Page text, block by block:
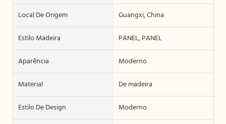
Local De Origem
Guangxi, China
Estilo Madeira
PANEL, PANEL
Aparência
Moderno
Material
De madeira
Estilo De Design
Moderno